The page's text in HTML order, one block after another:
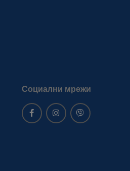
Социални мрежи